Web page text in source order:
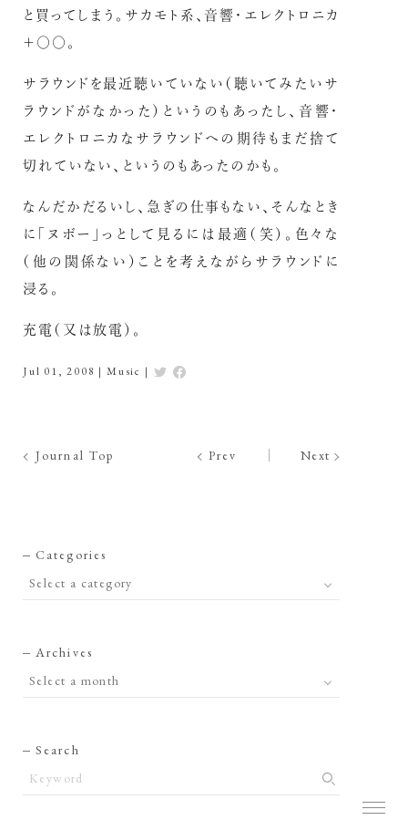
と買ってしまう。サカモト系、音響・エレクトロニカ
＋○○。
サラウンドを最近聴いていない（聴いてみたいサ
ラウンドがなかった）というのもあったし、音響・
エレクトロニカなサラウンドへの期待もまだ捨て
切れていない、というのもあったのかも。
なんだかだるいし、急ぎの仕事もない、そんなとき
に「ヌボー」っとして見るには最適（笑）。色々な
（他の関係ない）ことを考えながらサラウンドに
浸る。
充電（又は放電）。
Jul 01, 2008 |Music |
Journal Top Prev Next
Categories
Archives
Search